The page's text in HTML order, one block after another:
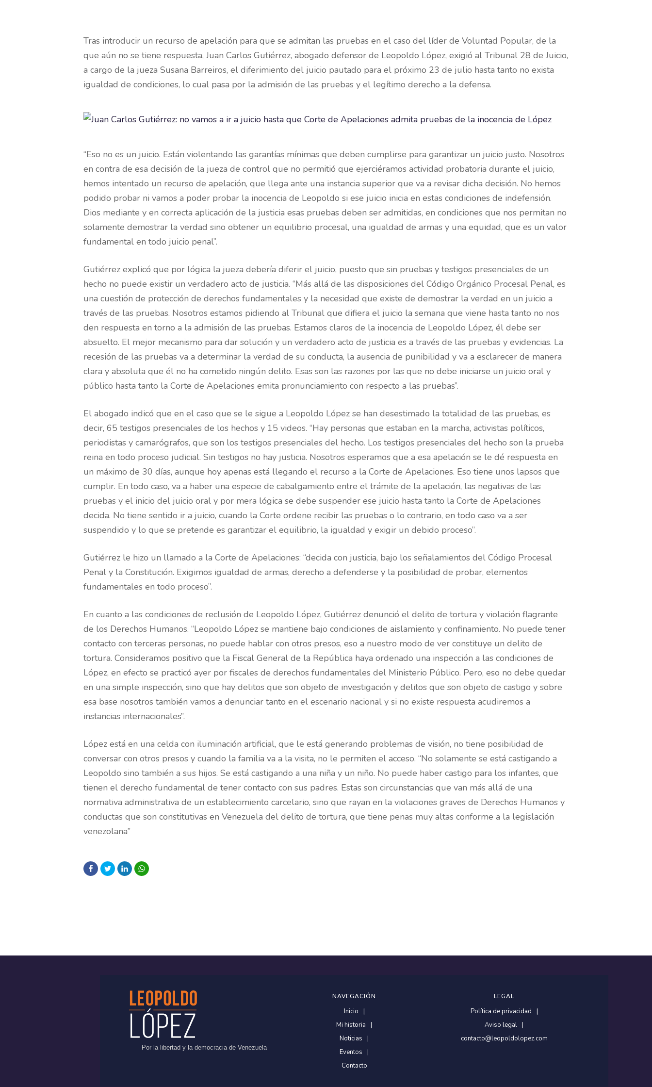
Tras introducir un recurso de apelación para que se admitan las pruebas en el caso del líder de Voluntad Popular, de la
que aún no se tiene respuesta, Juan Carlos Gutiérrez, abogado defensor de Leopoldo López, exigió al Tribunal 28 de Juicio,
a cargo de la jueza Susana Barreiros, el diferimiento del juicio pautado para el próximo 23 de julio hasta tanto no exista
igualdad de condiciones, lo cual pasa por la admisión de las pruebas y el legítimo derecho a la defensa.
“Eso no es un juicio. Están violentando las garantías mínimas que deben cumplirse para garantizar un juicio justo. Nosotros
en contra de esa decisión de la jueza de control que no permitió que ejerciéramos actividad probatoria durante el juicio,
hemos intentado un recurso de apelación, que llega ante una instancia superior que va a revisar dicha decisión. No hemos
podido probar ni vamos a poder probar la inocencia de Leopoldo si ese juicio inicia en estas condiciones de indefensión.
Dios mediante y en correcta aplicación de la justicia esas pruebas deben ser admitidas, en condiciones que nos permitan no
solamente demostrar la verdad sino obtener un equilibrio procesal, una igualdad de armas y una equidad, que es un valor
fundamental en todo juicio penal”.
Gutiérrez explicó que por lógica la jueza debería diferir el juicio, puesto que sin pruebas y testigos presenciales de un
hecho no puede existir un verdadero acto de justicia. “Más allá de las disposiciones del Código Orgánico Procesal Penal, es
una cuestión de protección de derechos fundamentales y la necesidad que existe de demostrar la verdad en un juicio a
través de las pruebas. Nosotros estamos pidiendo al Tribunal que difiera el juicio la semana que viene hasta tanto no nos
den respuesta en torno a la admisión de las pruebas. Estamos claros de la inocencia de Leopoldo López, él debe ser
absuelto. El mejor mecanismo para dar solución y un verdadero acto de justicia es a través de las pruebas y evidencias. La
recesión de las pruebas va a determinar la verdad de su conducta, la ausencia de punibilidad y va a esclarecer de manera
clara y absoluta que él no ha cometido ningún delito. Esas son las razones por las que no debe iniciarse un juicio oral y
público hasta tanto la Corte de Apelaciones emita pronunciamiento con respecto a las pruebas”.
El abogado indicó que en el caso que se le sigue a Leopoldo López se han desestimado la totalidad de las pruebas, es
decir, 65 testigos presenciales de los hechos y 15 videos. “Hay personas que estaban en la marcha, activistas políticos,
periodistas y camarógrafos, que son los testigos presenciales del hecho. Los testigos presenciales del hecho son la prueba
reina en todo proceso judicial. Sin testigos no hay justicia. Nosotros esperamos que a esa apelación se le dé respuesta en
un máximo de 30 días, aunque hoy apenas está llegando el recurso a la Corte de Apelaciones. Eso tiene unos lapsos que
cumplir. En todo caso, va a haber una especie de cabalgamiento entre el trámite de la apelación, las negativas de las
pruebas y el inicio del juicio oral y por mera lógica se debe suspender ese juicio hasta tanto la Corte de Apelaciones
decida. No tiene sentido ir a juicio, cuando la Corte ordene recibir las pruebas o lo contrario, en todo caso va a ser
suspendido y lo que se pretende es garantizar el equilibrio, la igualdad y exigir un debido proceso”.
Gutiérrez le hizo un llamado a la Corte de Apelaciones: “decida con justicia, bajo los señalamientos del Código Procesal
Penal y la Constitución. Exigimos igualdad de armas, derecho a defenderse y la posibilidad de probar, elementos
fundamentales en todo proceso”.
En cuanto a las condiciones de reclusión de Leopoldo López, Gutiérrez denunció el delito de tortura y violación flagrante
de los Derechos Humanos. “Leopoldo López se mantiene bajo condiciones de aislamiento y confinamiento. No puede tener
contacto con terceras personas, no puede hablar con otros presos, eso a nuestro modo de ver constituye un delito de
tortura. Consideramos positivo que la Fiscal General de la República haya ordenado una inspección a las condiciones de
López, en efecto se practicó ayer por fiscales de derechos fundamentales del Ministerio Público. Pero, eso no debe quedar
en una simple inspección, sino que hay delitos que son objeto de investigación y delitos que son objeto de castigo y sobre
esa base nosotros también vamos a denunciar tanto en el escenario nacional y si no existe respuesta acudiremos a
instancias internacionales”.
López está en una celda con iluminación artificial, que le está generando problemas de visión, no tiene posibilidad de
conversar con otros presos y cuando la familia va a la visita, no le permiten el acceso. “No solamente se está castigando a
Leopoldo sino también a sus hijos. Se está castigando a una niña y un niño. No puede haber castigo para los infantes, que
tienen el derecho fundamental de tener contacto con sus padres. Estas son circunstancias que van más allá de una
normativa administrativa de un establecimiento carcelario, sino que rayan en la violaciones graves de Derechos Humanos y
conductas que son constitutivas en Venezuela del delito de tortura, que tiene penas muy altas conforme a la legislación
venezolana”
Por la libertad y la democracia de Venezuela
NAVEGACIÓN
Inicio
Mi historia
Noticias
Eventos
Contacto
LEGAL
Política de privacidad
Aviso legal
contacto@leopoldolopez.com